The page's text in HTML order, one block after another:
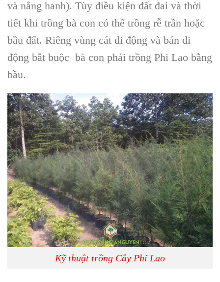
và nắng hanh). Tùy điều kiện đất đai và thời
tiết khi trồng bà con có thể trồng rễ trần hoặc
bầu đất. Riêng vùng cát di động và bán di
động bắt buộc bà con phải trồng Phi Lao bằng
bầu.
Kỹ thuật trồng Cây Phi Lao